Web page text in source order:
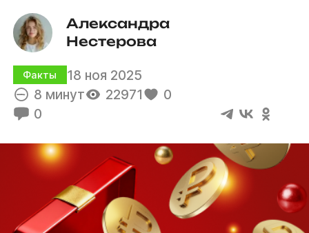
Александра
Нестерова
Факты
18 ноя 2025
8 минут
22971
0
0